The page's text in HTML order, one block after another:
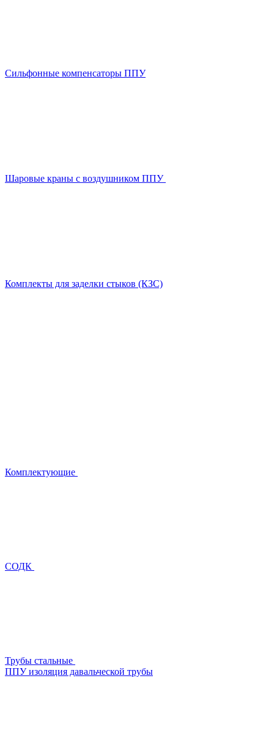
Сильфонные компенсаторы ППУ
Шаровые краны с воздушником ППУ
Комплекты для заделки стыков (КЗС)
Комплектующие
СОДК
Трубы стальные
ППУ изоляция давальческой трубы